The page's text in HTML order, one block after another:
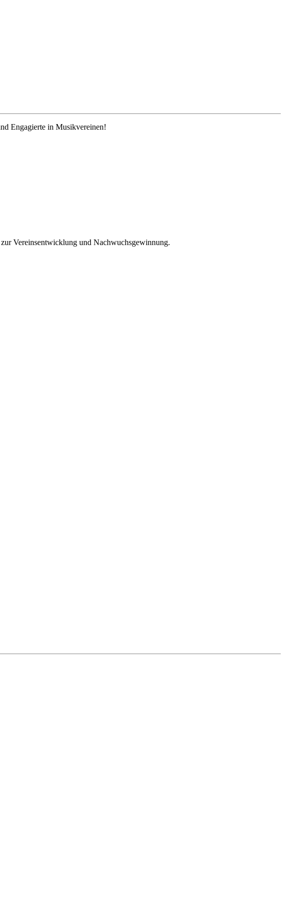
Engagierte in Musikvereinen!
Vereinsentwicklung und Nachwuchsgewinnung.